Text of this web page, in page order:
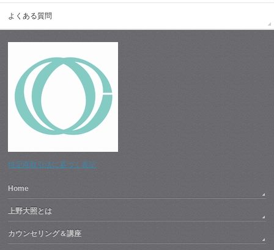
よくある質問
特定商取引法に基づく表記
Home
上野大照とは
カウンセリング＆講座